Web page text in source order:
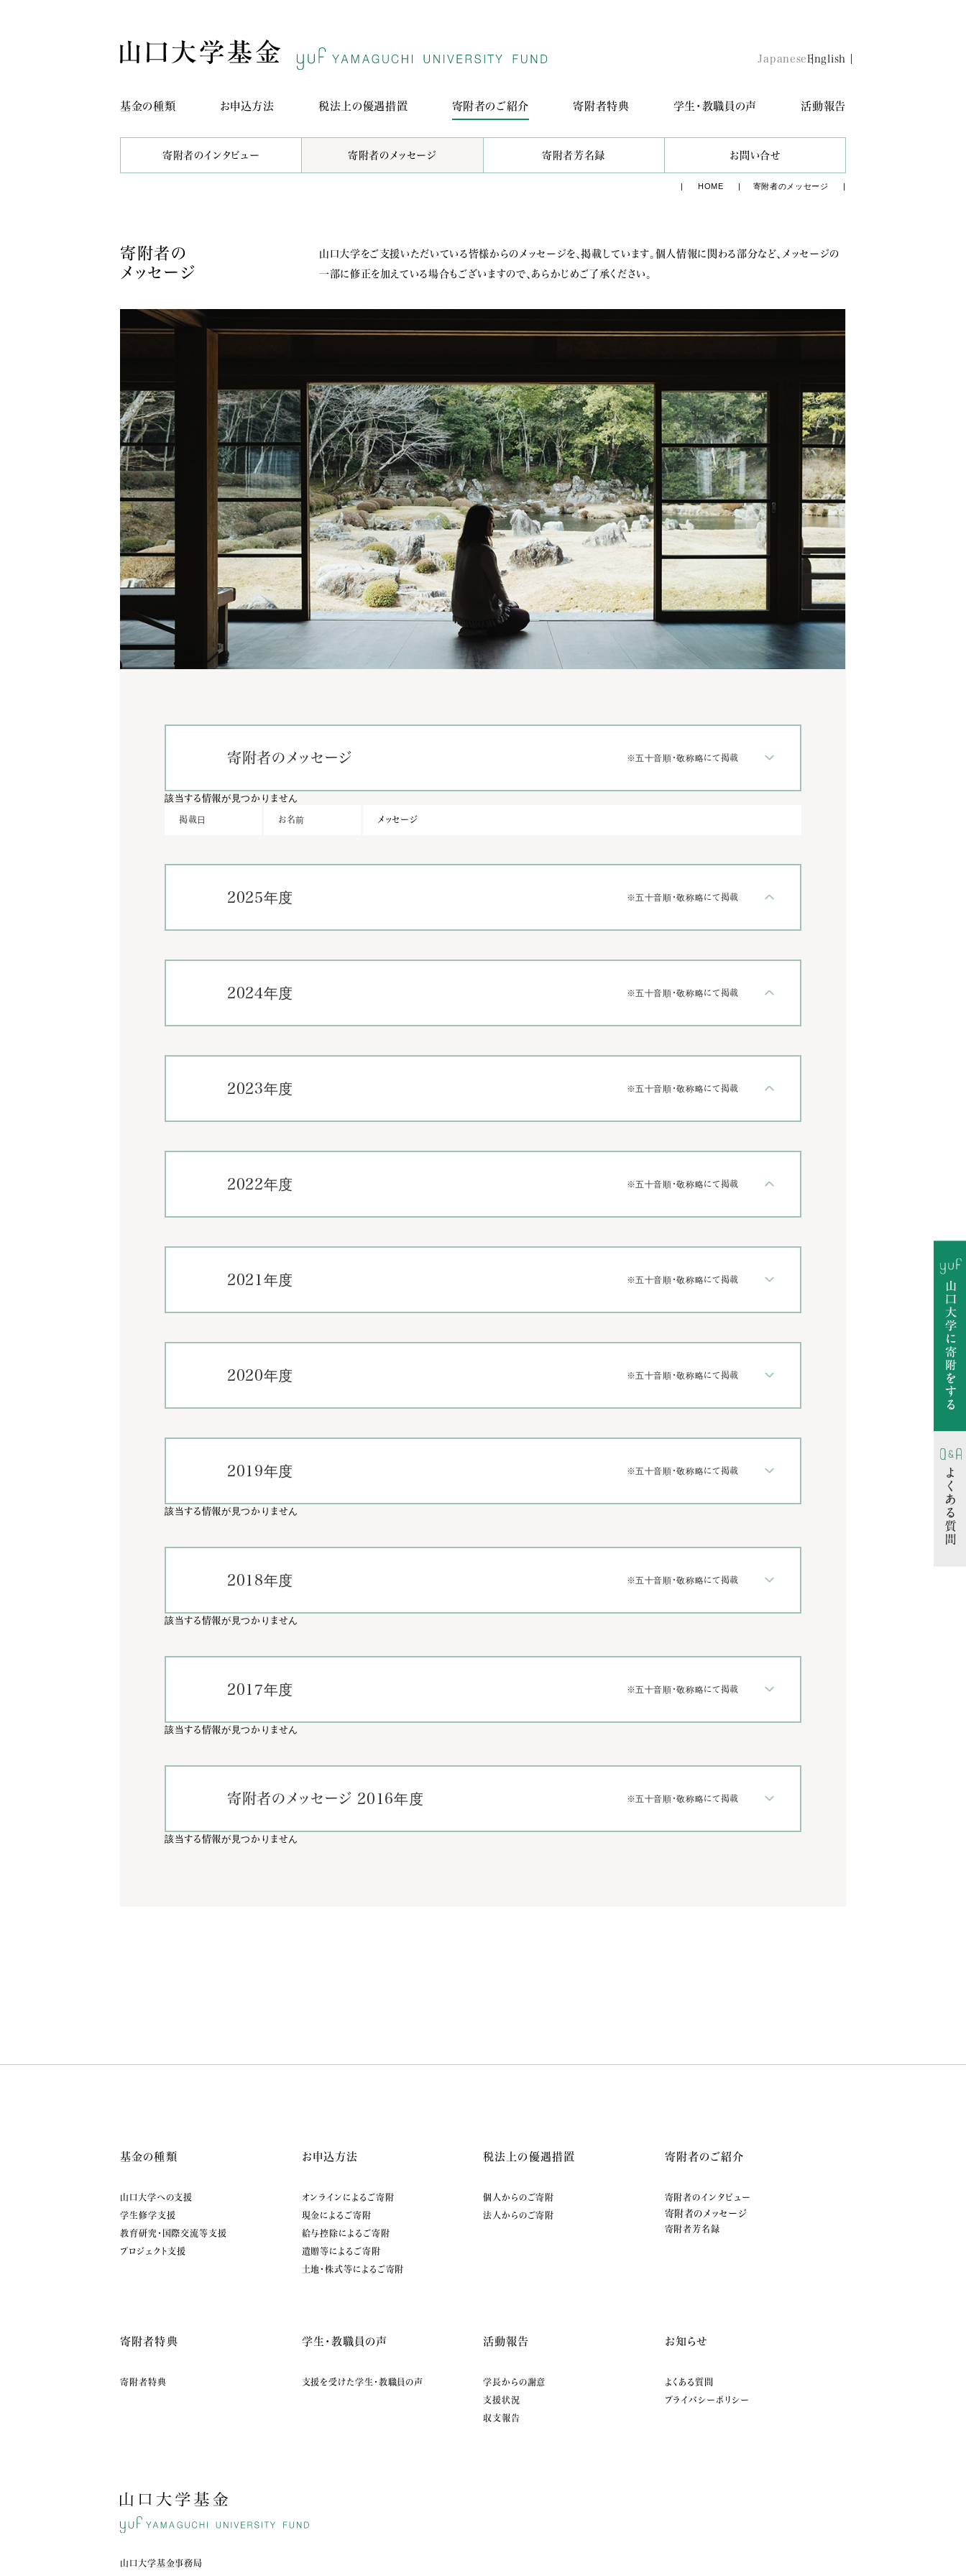
Japanese English
基金の種類 お申込方法 税法上の優遇措置 寄附者のご紹介 寄附者特典 学生・教職員の声 活動報告
寄附者のインタビュー 寄附者のメッセージ 寄附者芳名録 お問い合せ
HOME 寄附者のメッセージ
寄附者の
メッセージ
山口大学をご支援いただいている皆様からのメッセージを、掲載しています。個人情報に関わる部分など、メッセージの
一部に修正を加えている場合もございますので、あらかじめご了承ください。
寄附者のメッセージ
該当する情報が見つかりません
掲載日 お名前 メッセージ
2025年度
2024年度
2023年度
2022年度
2021年度
2020年度
2019年度
該当する情報が見つかりません
2018年度
該当する情報が見つかりません
2017年度
該当する情報が見つかりません
寄附者のメッセージ 2016年度
該当する情報が見つかりません
基金の種類
山口大学への支援
学生修学支援
教育研究・国際交流等支援
プロジェクト支援
お申込方法
オンラインによるご寄附
現金によるご寄附
給与控除によるご寄附
遺贈等によるご寄附
土地・株式等によるご寄附
税法上の優遇措置
個人からのご寄附
法人からのご寄附
寄附者のご紹介
寄附者のインタビュー
寄附者のメッセージ
寄附者芳名録
寄附者特典
寄附者特典
学生・教職員の声
支援を受けた学生・教職員の声
活動報告
学長からの謝意
支援状況
収支報告
お知らせ
よくある質問
プライバシーポリシー
山口大学基金事務局